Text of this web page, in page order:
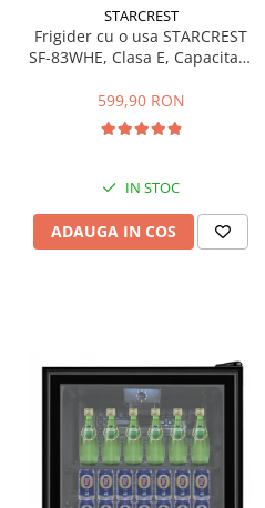
STARCREST
Frigider cu o usa STARCREST
SF-83WHE, Clasa E, Capacitate
Compartiment gheata, H 85
cm, Alb
599,90 RON
IN STOC
ADAUGA IN COS